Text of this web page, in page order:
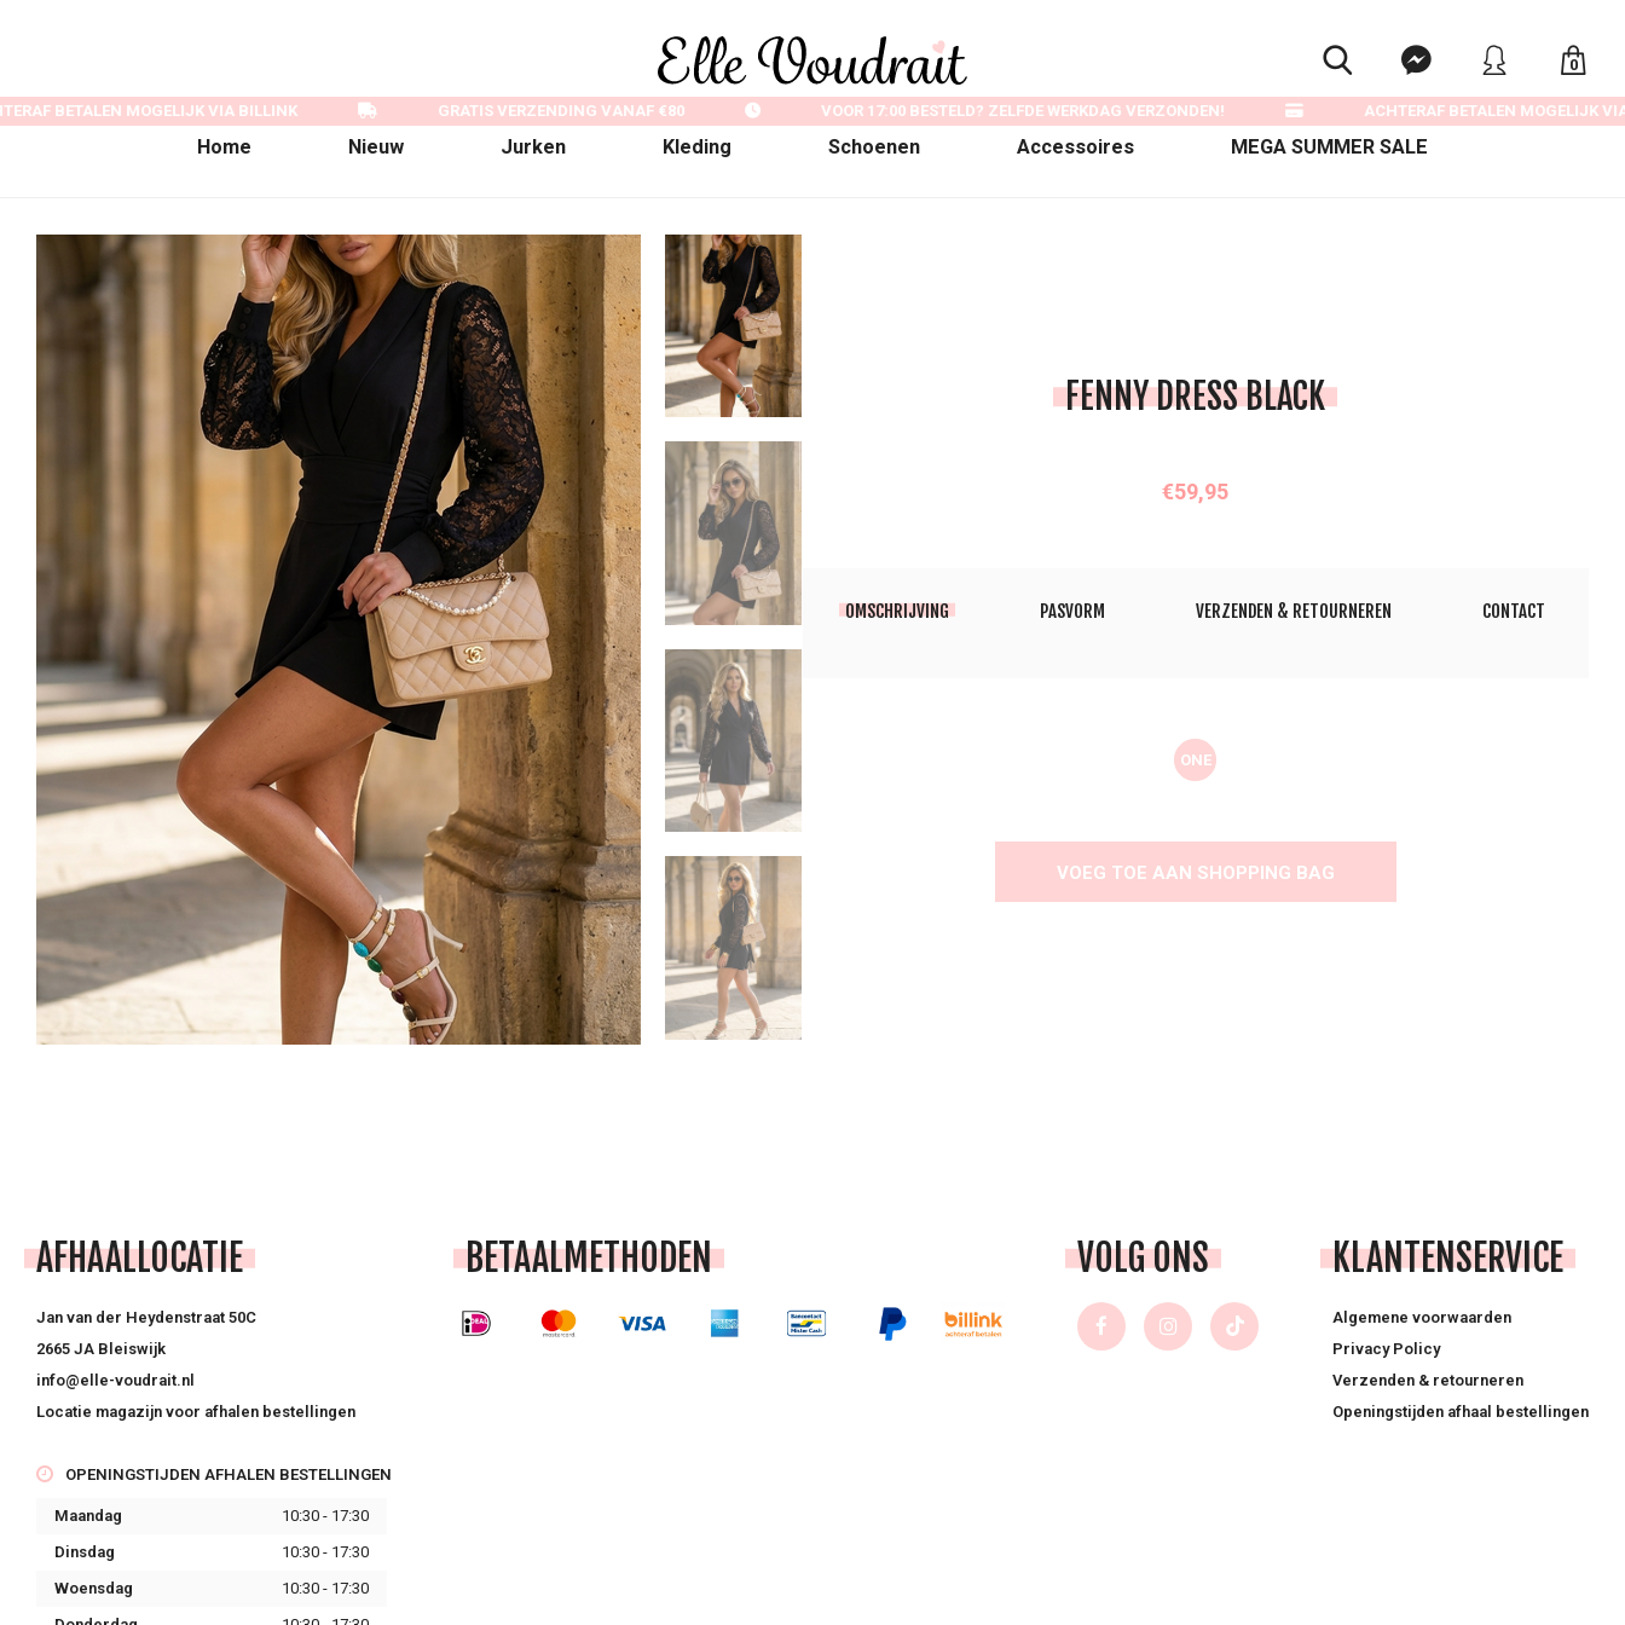
0
Home Nieuw Jurken Kleding Schoenen Accessoires MEGA SUMMER SALE
BETALEN MOGELIJK VIA BILLINK GRATIS VERZENDING VANAF €80 VOOR 17:00 BESTELD? ZELFDE WERKDAG VERZONDEN! ACHTERAF BETALEN MOGELIJK VIA
FENNY DRESS BLACK
€59,95
OMSCHRIJVING PASVORM VERZENDEN & RETOURNEREN CONTACT
ONE
VOEG TOE AAN SHOPPING BAG
AFHAALLOCATIE
Jan van der Heydenstraat 50C
2665 JA Bleiswijk
info@elle-voudrait.nl
Locatie magazijn voor afhalen bestellingen
OPENINGSTIJDEN AFHALEN BESTELLINGEN
Maandag
10:30 - 17:30
Dinsdag
10:30 - 17:30
Woensdag
10:30 - 17:30
BETAALMETHODEN VOLG ONS KLANTENSERVICE
Algemene voorwaarden
Privacy Policy
Verzenden & retourneren
Openingstijden afhaal bestellingen